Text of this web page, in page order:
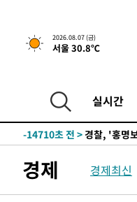
2026.08.07 (금)
서울 30.8℃
실시간
5시간 전 >내일까지 39도 '
-17232초 전 >
[속보] 뉴
-16025초 전 >
-14710초 전 >경찰, '홍명
-54초 전 >
日방위성, 北이
25분 전 >[속보] SKT, 에이
경제 경제최신